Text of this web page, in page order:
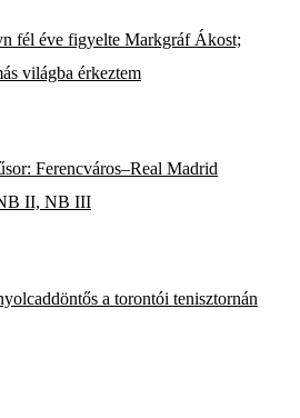
fél éve figyelte Markgráf Ákost;
világba érkeztem
Ferencváros–Real Madrid
II, NB III
a torontói tenisztornán